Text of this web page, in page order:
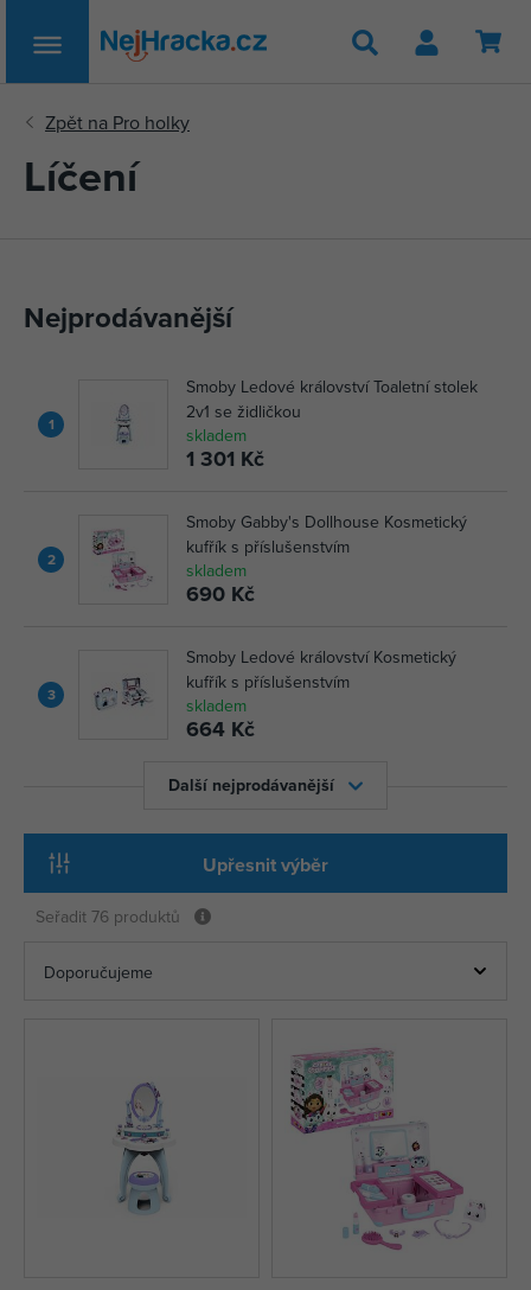
Hledat
Líčení
Nejprodávanější
1
Smoby Ledové království Toaletní stolek
2v1 se židličkou
skladem
1 301 Kč
2
Smoby Gabby's Dollhouse Kosmetický
kufřík s příslušenstvím
skladem
690 Kč
3
Smoby Ledové království Kosmetický
kufřík s příslušenstvím
skladem
664 Kč
Další nejprodávanější
Upřesnit výběr
Seřadit 76 produktů